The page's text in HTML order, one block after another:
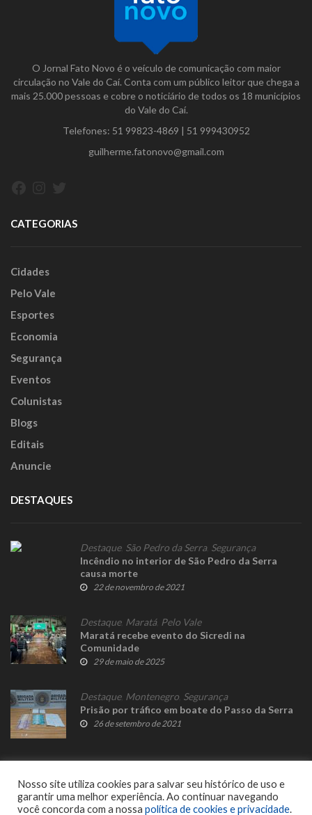
O Jornal Fato Novo é o veículo de comunicação com maior
circulação no Vale do Caí. Conta com um público leitor que chega a
mais 25.000 pessoas e cobre o noticiário de todos os 18 municípios
do Vale do Caí.
Telefones: 51 99823-4869 | 51 999430952
guilherme.fatonovo@gmail.com
CATEGORIAS
Cidades
Pelo Vale
Esportes
Economia
Segurança
Eventos
Colunistas
Blogs
Editais
Anuncie
DESTAQUES
Destaque, São Pedro da Serra, Segurança
Incêndio no interior de São Pedro da Serra
causa morte
22 de novembro de 2021
Destaque, Maratá, Pelo Vale
Maratá recebe evento do Sicredi na
Comunidade
29 de maio de 2025
Destaque, Montenegro Segurança
Prisão por tráfico em boate do Passo da Serra
26 de setembro de 2021
Nosso site utiliza cookies para salvar seu histórico de uso e
garantir uma melhor experiência. Ao continuar navegando
você concorda com a nossa política de cookies e privacidade.